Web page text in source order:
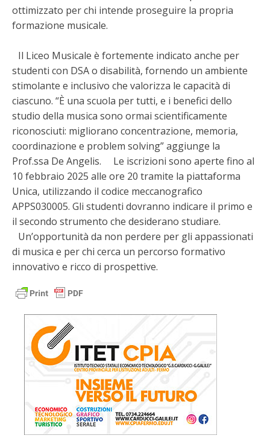
ottimizzato per chi intende proseguire la propria
formazione musicale.
Il Liceo Musicale è fortemente indicato anche per
studenti con DSA o disabilità, fornendo un ambiente
stimolante e inclusivo che valorizza le capacità di
ciascuno. “È una scuola per tutti, e i benefici dello
studio della musica sono ormai scientificamente
riconosciuti: migliorano concentrazione, memoria,
coordinazione e problem solving” aggiunge la
Prof.ssa De Angelis. Le iscrizioni sono aperte fino al
10 febbraio 2025 alle ore 20 tramite la piattaforma
Unica, utilizzando il codice meccanografico
APPS030005. Gli studenti dovranno indicare il primo e
il secondo strumento che desiderano studiare.
Un’opportunità da non perdere per gli appassionati
di musica e per chi cerca un percorso formativo
innovativo e ricco di prospettive.